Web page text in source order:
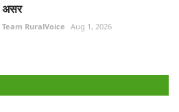
असर
Team RuralVoice Aug 1, 2026